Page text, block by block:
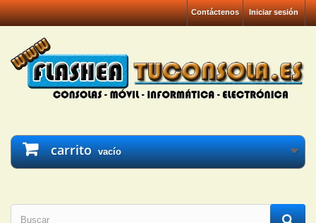
Iniciar sesión
Contáctenos
carrito vacío